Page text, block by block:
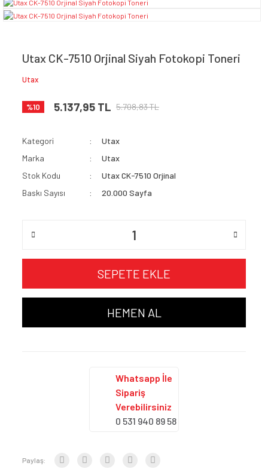
Utax CK-7510 Orjinal Siyah Fotokopi Toneri
Utax
%10 5.137,95 TL 5.708,83 TL
Kategori
Utax
Marka
Utax
Stok Kodu
Utax CK-7510 Orjinal
Baskı Sayısı
20.000 Sayfa
SEPETE EKLE
HEMEN AL
Whatsapp İle
Sipariş
Verebilirsiniz
0 531 940 89 58
Paylaş: